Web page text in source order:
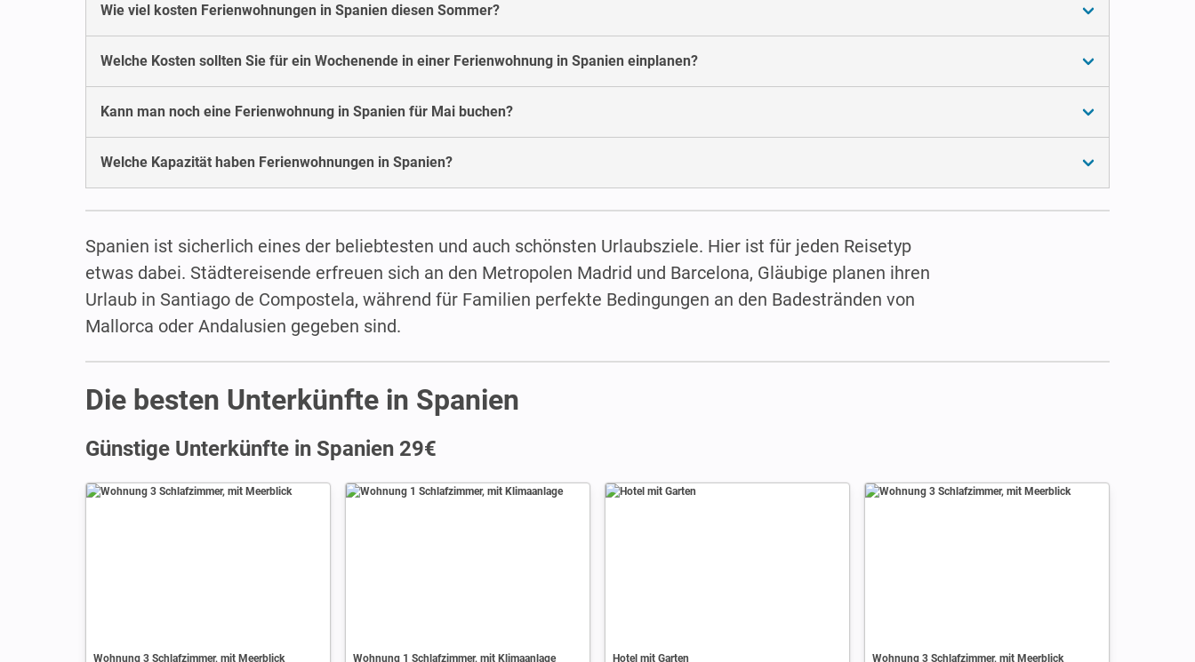
Wie viel kosten Ferienwohnungen in Spanien diesen Sommer?
Welche Kosten sollten Sie für ein Wochenende in einer Ferienwohnung in Spanien einplanen?
Kann man noch eine Ferienwohnung in Spanien für Mai buchen?
Welche Kapazität haben Ferienwohnungen in Spanien?
Spanien ist sicherlich eines der beliebtesten und auch schönsten Urlaubsziele. Hier ist für jeden Reisetyp
etwas dabei. Städtereisende erfreuen sich an den Metropolen Madrid und Barcelona, Gläubige planen ihren
Urlaub in Santiago de Compostela, während für Familien perfekte Bedingungen an den Badestränden von
Mallorca oder Andalusien gegeben sind.
Die besten Unterkünfte in Spanien
Günstige Unterkünfte in Spanien 29€
Wohnung 3 Schlafzimmer, mit Meerblick Wohnung 1 Schlafzimmer, mit Klimaanlage Hotel mit Garten Wohnung 3 Schlafzimmer, mit Meerblick